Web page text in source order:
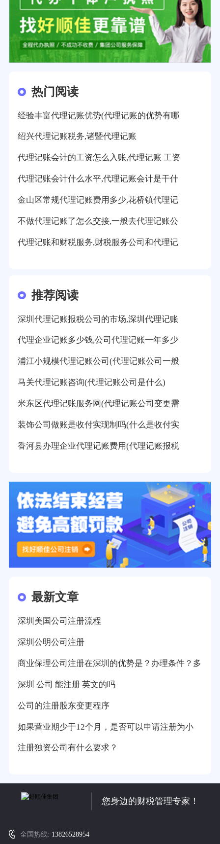
热门阅读
经验丰富代理记账优势(代理记账的优势有哪
绍兴代理记账税务,诸暨代理记账
代理记账会计的工资怎么入账,代理记账 工资
代理记账会计什么水平,代理记账会计是干什
金山区常规代理记账费用多少,花桥镇代理记
不做代理记账了怎么交接,一般去代理记账公
代理记账和财税服务,财税服务公司和代理记
推荐阅读
深圳代理记账报税公司的市场,深圳代理记账
代理企业记账多少钱,公司代理记账一年多少
浦江小规模代理记账公司(代理记账公司一般
马关代理记账咨询(代理记账公司是什么)
米东区代理记账服务网(代理记账公司变更需
装饰公司做账是收付实现制吗(什么是收付实
香河县办理企业代理记账费用(代理记账报税
最新文章
深圳美国公司注册流程
深圳公明公司注册
商业保理公司注册在深圳的优势是？办理条件？多
深圳 公司 能注册 英文的吗
公司的注册股东变更程序
如果营业期少于12个月，是否可以申请注册为小
注册独资公司有什么要求？
您身边的财税管理专家！
全国热线: 13826528954